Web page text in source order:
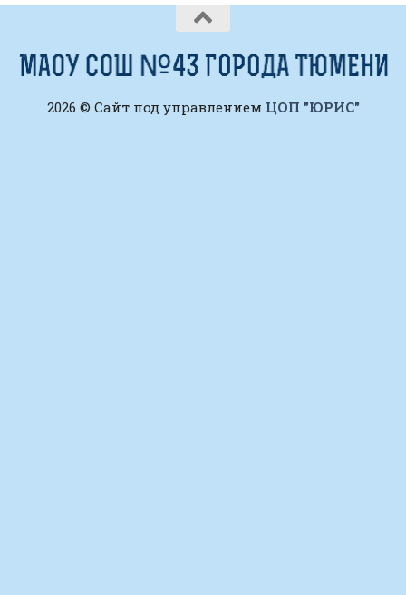
2026 © Сайт под управлением ЦОП "ЮРИС"